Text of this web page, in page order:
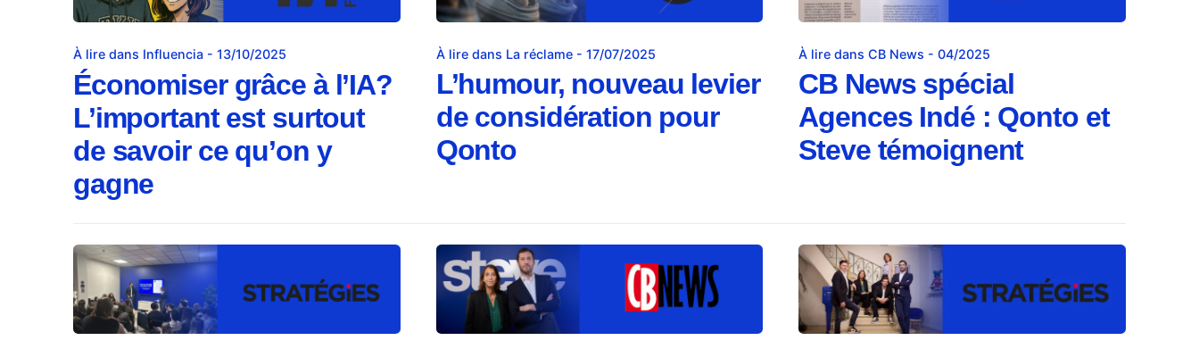
À lire dans Influencia - 13/10/2025
Économiser grâce à l’IA?
L’important est surtout
de savoir ce qu’on y
gagne
À lire dans La réclame - 17/07/2025
L’humour, nouveau levier
de considération pour
Qonto
À lire dans CB News - 04/2025
CB News spécial
Agences Indé : Qonto et
Steve témoignent